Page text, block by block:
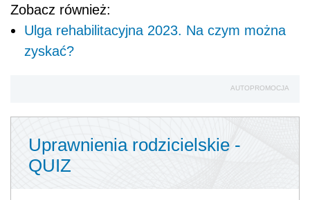
Zobacz również:
Ulga rehabilitacyjna 2023. Na czym można
zyskać?
AUTOPROMOCJA
Uprawnienia rodzicielskie -
QUIZ